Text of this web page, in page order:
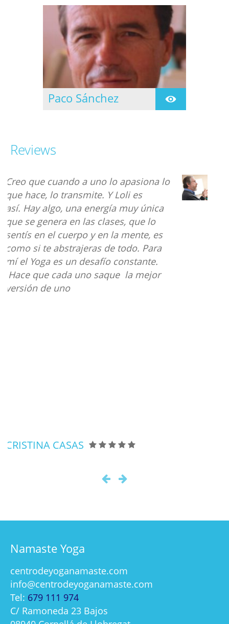
de Yoga en 1997
siguiendo la formación
en el Centro de Yoga
Namaste de Cornella de
Ll. en 1999
Paco Sánchez
conocer a Nil Hahoutoff
Reviews
Durante años escuché hablar
maravillas sobre la práctica del yoga y
de lo bien que se practica en el Centro
de Yoga Namaste y a mí por ser tan
deportista, me costaba pensar que iba
a poder disfrutar una clase sin
transpirar ni gastar energía. Cuando
empecé con las clases me di cuenta
de que mis presunciones estaban muy
PEDRO GUERRERO
Namaste Yoga
centrodeyoganamaste.com
info@centrodeyoganamaste.com
Tel: 679 111 974
C/ Ramoneda 23 Bajos